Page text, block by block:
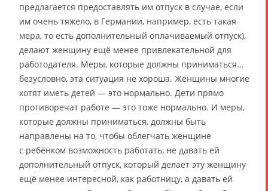
предлагается предоставлять им отпуск в случае, если
им очень тяжело, в Германии, например, есть такая
мера, то есть дополнительный оплачиваемый отпуск),
делают женщину ещё менее привлекательной для
работодателя. Меры, которые должны приниматься…
безусловно, эта ситуация не хороша. Женщины многие
хотят иметь детей — это нормально. Дети прямо
противоречат работе — это тоже нормально. И меры,
которые должны приниматься, должны быть
направлены на то, чтобы облегчать женщине
с ребёнком возможность работать, не давать ей
дополнительный отпуск, который делает эту женщину
ещё менее интересной, как работницу, а давать ей